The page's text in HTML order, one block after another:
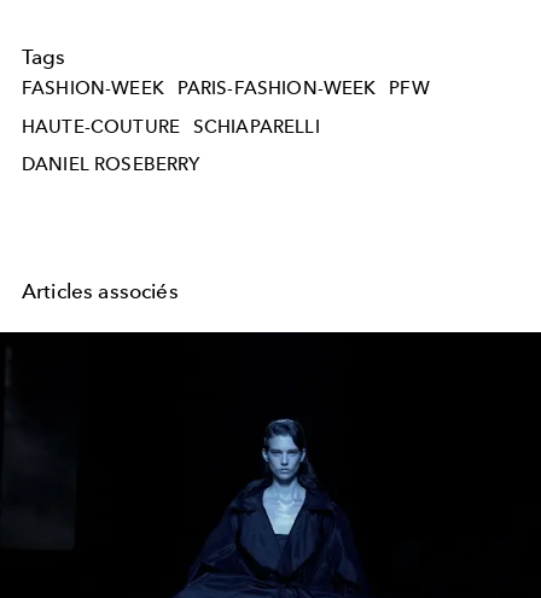
Tags
FASHION-WEEK PARIS-FASHION-WEEK
PFW
HAUTE-COUTURE
SCHIAPARELLI
DANIEL ROSEBERRY
Articles associés